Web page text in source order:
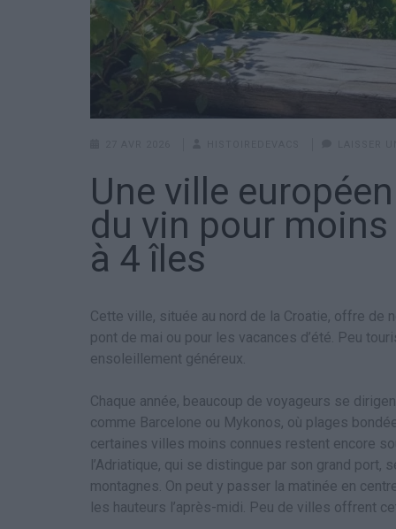
Une ville
du vin pour
à 4 îles
Cette ville, située au nord de la Croatie, offre de
pont de mai ou pour les vacances d’été. Peu
ensoleillement généreux.
Chaque année, beaucoup de voyageurs se
comme Barcelone ou Mykonos, où plages
certaines villes moins connues restent encore
l’Adriatique, qui se distingue par son grand
montagnes. On peut y passer la matinée en
les hauteurs l’après-midi. Peu de villes offrent